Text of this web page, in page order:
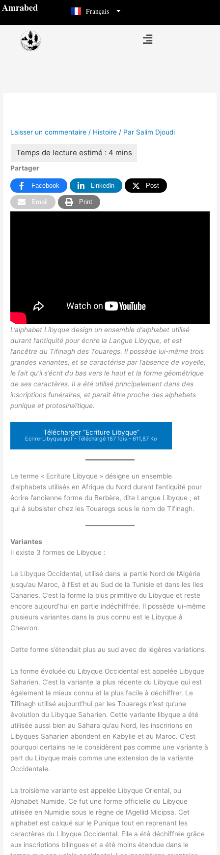
Aller
contenu
Amrabed Français
Español
Menu
Laisser un commentaire / Histoire / Par Salim Djoudi
Partager
Facebook Linkedln Post
Email Print
L’alphabet Libyque design un ensemble d’alphabet utilisé
durant l’antiquité pour écrire la Langue Libyque, et est
l’ancêtre du Tifinagh des Touaregs. Il possède lui-même trois
grandes variantes, et se caractérise par l’absence de voyelle,
le fait qu’il s’écrit du bas vers le haut et la forme géométrique
de ses caractères. Il a été utilisé principalement dans des
inscriptions funéraires, et parait être proche des alphabets
punique et protosinaïtique.
Télécharger “Ecriture Libyque”
Ecrire-Libyque.pdf – Téléchargé 187 fois – 611,87 Ko
Le terme « Ecriture Libyque » désigne un ensemble
d’alphabets utilisés en Afrique du Nord durant l’antiquité pour
écrire l’ancienne forme du Berbère, dite Langue Libyque ; et
qui à subsister chez les Touaregs sous le nom de Tifinagh.
Variantes
Il existe 3 formes de Libyque :
Le Libyque Occidental, utilisé dans la partie Nord de l’Algérie
jusqu’au Maroc, à l’Est et au Sud de la Tunisie et dans les Iles
Canaries. C’est la forme la plus primitive du Libyque et reste
encore aujourd’hui en partie indéchiffrée. Il possède lui-même
plusieurs variantes dans la plus connu est le Libyque à
Chevron.
Cette forme s’étendait plus au sud avec de légères variations.
La forme évoluée du Libyque Occidental est appelée Libyque
Saharien. C’est la variante la plus récente du Libyque qui est
également la mieux connu et la plus facile à déchiffrer. Le
Tifinagh utilisé aujourd’hui par les Touaregs n’est qu’une
évolution du Libyque Saharien. Cette variante libyque a été
utilisée aussi bien au Sahara qu’au Nord, les inscririons en
Libyques Saharien abondent en Kabylie et au Maroc. C’est
pourquoi certains ne le considèrent pas comme une variante à
part du Libyque mais comme une extension de la variante
Occidentale.
La troisième variante est appelée Libyque Oriental, ou
Alphabet Numide. Ce fut une forme officielle du Libyque
utilisée en Numidie sous le règne de l’Agellid Micipsa. Cet
alphabet est calqué sur le Punique tout en reprenant les
caractères du Libyque Occidental. Elle a été déchiffrée grâce
aux inscriptions bilingues et a été moins étendue dans le